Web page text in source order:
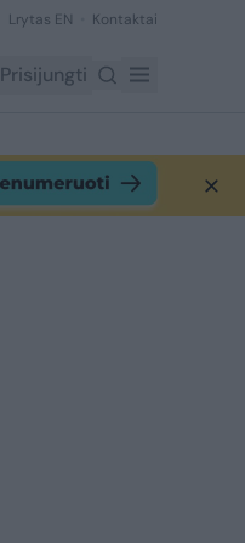
Lrytas EN Kontaktai
Prisijungti